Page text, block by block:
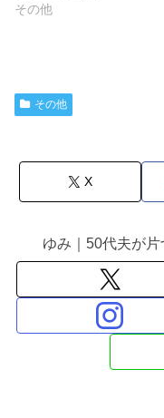
その他
その他
X
ゆみ｜50代夫が